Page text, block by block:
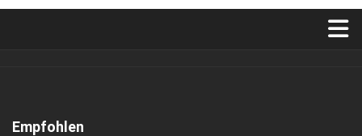
Kontakt, Impressum
Empfohlen